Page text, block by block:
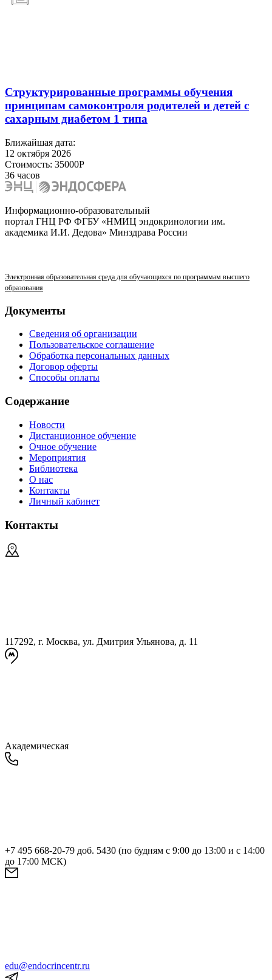
Структурированные программы обучения
принципам самоконтроля родителей и детей с
сахарным диабетом 1 типа
Ближайшая дата:
12 октября 2026
Стоимость: 35000Р
36 часов
Информационно-образовательный
портал ГНЦ РФ ФГБУ «НМИЦ эндокринологии им.
академика И.И. Дедова» Минздрава России
Электронная образовательная среда для обучающихся по программам высшего
образования
Документы
Сведения об организации
Пользовательское соглашение
Обработка персональных данных
Договор оферты
Способы оплаты
Содержание
Новости
Дистанционное обучение
Очное обучение
Мероприятия
Библиотека
О нас
Контакты
Личный кабинет
Контакты
117292, г. Москва, ул. Дмитрия Ульянова, д. 11
Академическая
+7 495 668-20-79 доб. 5430 (по будням с 9:00 до 13:00 и с 14:00
до 17:00 МСК)
edu@endocrincentr.ru